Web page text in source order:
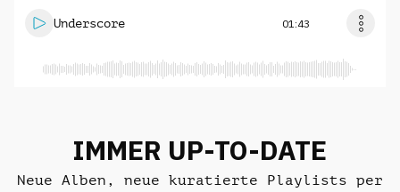
Underscore 01:43
IMMER UP-TO-DATE
Neue Alben, neue kuratierte Playlists per